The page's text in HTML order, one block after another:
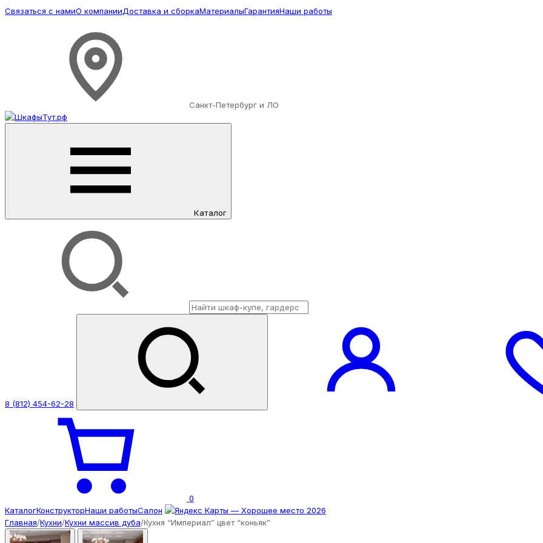
Связаться с намиО компанииДоставка и сборкаМатериалыГарантияНаши работы
Санкт-Петербург и ЛО
Каталог
8 (812) 454-62-28
0
КаталогКонструкторНаши работыСалон
Главная/Кухни/Кухни массив дуба/Кухня “Империал” цвет “коньяк”